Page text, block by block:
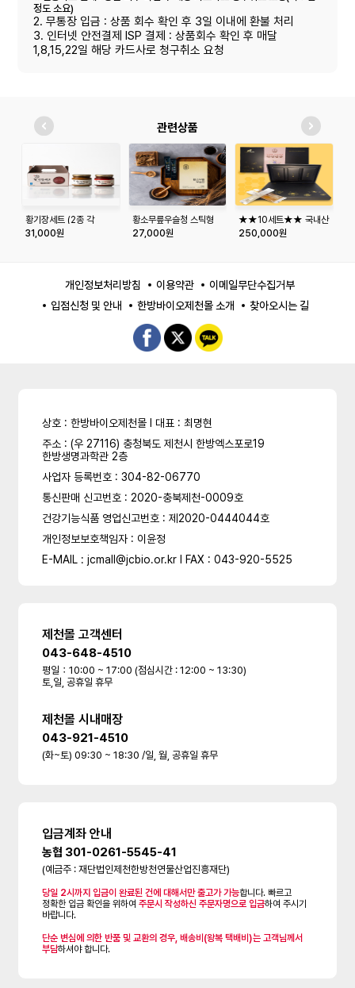
정도 소요)
2. 무통장 입금 : 상품 회수 확인 후 3일 이내에 환불 처리
3. 인터넷 안전결제 ISP 결제 : 상품회수 확인 후 매달
1,8,15,22일 해당 카드사로 청구취소 요청
관련상품
황기장세트 (2종 각
500g)
31,000원
황소무릎우슬청 스틱형
50입
27,000원
★★10세트★★ 국내산
프리미엄 천연벌꿀 스틱
250,000원
개인정보처리방침 이용약관
이메일무단수집거부
입점신청 및 안내
한방바이오제천몰 소개 찾아오시는 길
상호 : 한방바이오제천몰 l 대표 : 최명현
주소 : (우 27116) 충청북도 제천시 한방엑스포로19
한방생명과학관 2층
사업자 등록번호 : 304-82-06770
통신판매 신고번호 : 2020-충북제천-0009호
건강기능식품 영업신고번호 : 제2020-0444044호
개인정보보호책임자 : 이윤정
E-MAIL : jcmall@jcbio.or.kr l FAX : 043-920-5525
제천몰 고객센터
043-648-4510
평일：10:00 ~ 17:00 (점심시간 : 12:00 ~ 13:30)
토,일, 공휴일 휴무
제천몰 시내매장
043-921-4510
(화~토) 09:30 ~ 18:30 /일, 월, 공휴일 휴무
입금계좌 안내
농협 301-0261-5545-41
(예금주 : 재단법인제천한방천연물산업진흥재단)
당일 2시까지 입금이 완료된 건에 대해서만 출고가 가능합니다. 빠르고
정확한 입금 확인을 위하여주문시 작성하신 주문자명으로 입금하여 주시기
바랍니다.
단순 변심에 의한 반품 및 교환의 경우, 배송비(왕복 택배비)는 고객님께서
부담하셔야 합니다.